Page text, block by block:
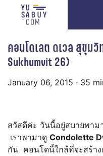
คอนโดเลต ดเวล สุขุม
Sukhumvit 26)
January 06, 2015 · 35
สวัสดีค่ะ วันนี้อยู่สบายพา
เราพามาดู Condolette
กัน คอนโดนี้ใกล้ที่จะสร้าง